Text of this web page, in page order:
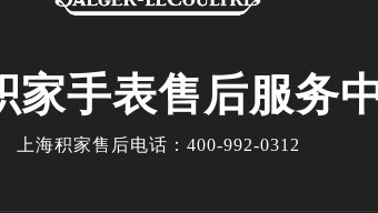
家手表售后服务
上海积家售后电话： 400-992-0312